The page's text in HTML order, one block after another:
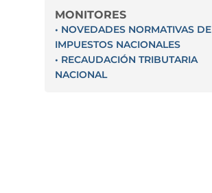
MONITORES
• NOVEDADES NORMATIVAS DE
IMPUESTOS NACIONALES
• RECAUDACIÓN TRIBUTARIA
NACIONAL